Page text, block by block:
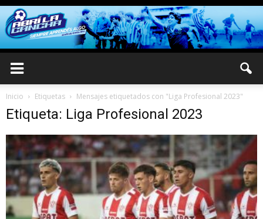
Inicio Etiquetas Mensajes etiquetados con "Liga Profesional 2023"
Etiqueta: Liga Profesional 2023